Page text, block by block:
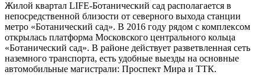
Жилой квартал LIFE-Ботанический сад располагается в
непосредственной близости от северного выхода станции
метро «Ботанический сад». В 2016 году рядом с комплексом
открылась платформа Московского центрального кольца
«Ботанический сад». В районе действует разветвленная сеть
наземного транспорта, есть удобные выезды на основные
автомобильные магистрали: Проспект Мира и ТТК.